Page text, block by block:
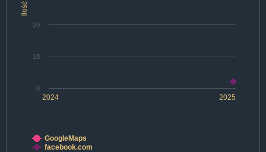
Ilość
2024 2025
0
10
20
GoogleMaps
facebook.com